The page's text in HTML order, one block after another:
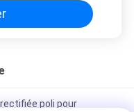
poli pour